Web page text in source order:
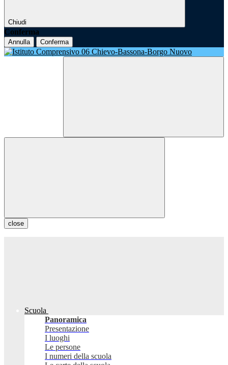
Chiudi
Conferma
Annulla Conferma
close
Scuola
Panoramica
Presentazione
I luoghi
Le persone
I numeri della scuola